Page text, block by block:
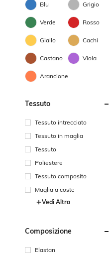
Blu Grigio
Verde Rosso
Giallo Cachi
Castano Viola
Arancione
Tessuto
Tessuto intrecciato
Tessuto in maglia
Tessuto
Poliestere
Tessuto composito
Maglia a coste
Vedi Altro
Composizione
Elastan